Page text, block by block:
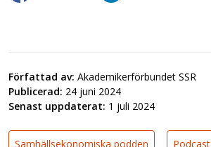
Författad av: Akademikerförbundet SSR
Publicerad: 24 juni 2024
Senast uppdaterat: 1 juli 2024
Samhällsekonomiska podden Podcast